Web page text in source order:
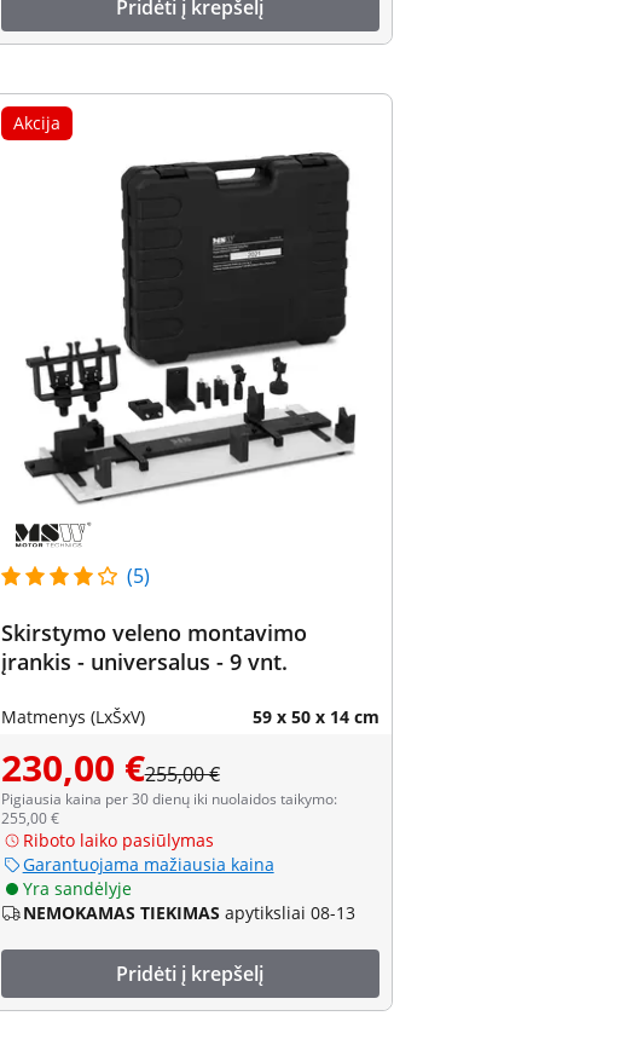
Pridėti į krepšelį
Akcija
(5)
Skirstymo veleno montavimo
įrankis - universalus - 9 vnt.
Matmenys (LxŠxV) 59 x 50 x 14 cm
230,00 €255,00 €
Pigiausia kaina per 30 dienų iki nuolaidos taikymo:
255,00 €
Riboto laiko pasiūlymas
Garantuojama mažiausia kaina
Yra sandėlyje
NEMOKAMAS TIEKIMAS apytiksliai 08-13
Pridėti į krepšelį